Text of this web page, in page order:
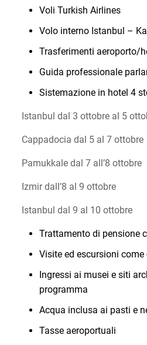
Voli Turkish Airlines
Volo interno Istanbul –
Trasferimenti aeroporto/
Guida professionale
Sistemazione in hotel 4
Istanbul dal 3 ottobre al 5
Cappadocia dal 5 al 7 ottobre
Pamukkale dal 7 all’8 ottobre
Izmir dall’8 al 9 ottobre
Istanbul dal 9 al 10 ottobre
Trattamento di pensione
Visite ed escursioni
Ingressi ai musei e siti
programma
Acqua inclusa ai pasti e
Tasse aeroportuali